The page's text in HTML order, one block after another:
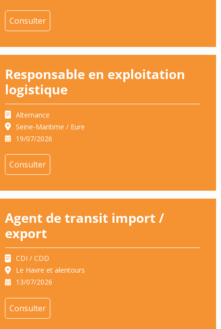
Consulter
Responsable en exploitation
logistique
Alternance
Seine-Maritime / Eure
19/07/2026
Consulter
Agent de transit import /
export
CDI / CDD
Le Havre et alentours
13/07/2026
Consulter